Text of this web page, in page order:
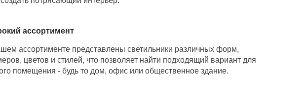
ассортименте представлены светильники различных форм,
цветов и стилей, что позволяет найти подходящий вариант для
помещения - будь то дом, офис или общественное здание.
ассортимент